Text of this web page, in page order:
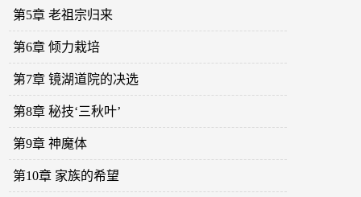
第5章 老祖宗归来
第6章 倾力栽培
第7章 镜湖道院的决选
第8章 秘技‘三秋叶’
第9章 神魔体
第10章 家族的希望